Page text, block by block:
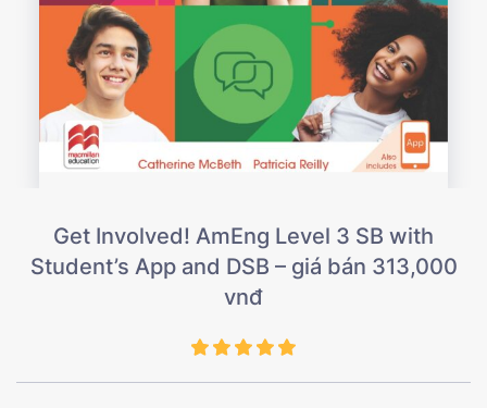
Get Involved! AmEng Level 3 SB with
Student’s App and DSB – giá bán 313,000
vnđ